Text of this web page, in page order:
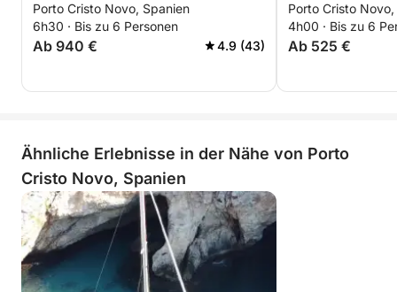
Küstenwunder
Porto Cristo Novo, Spanien
6h30 · Bis zu 6 Personen
Ab 940 € 4.9 (43)
Entdecken
Porto Cristo
4h00 · Bis zu 6
Ab 525 €
Ähnliche Erlebnisse in der Nähe von Porto
Cristo Novo, Spanien